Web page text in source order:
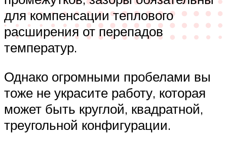
для компенсации теплового
расширения от перепадов
температур.
Однако огромными пробелами вы
тоже не украсите работу, которая
может быть круглой, квадратной,
треугольной конфигурации.